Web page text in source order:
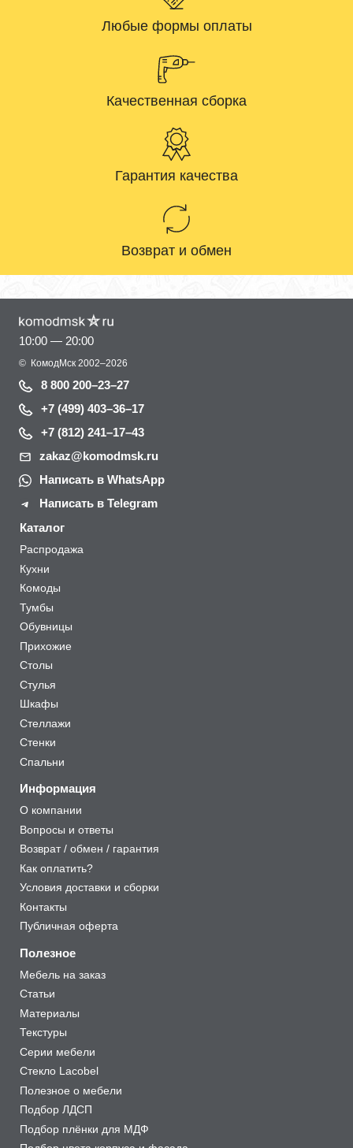
Любые формы оплаты
Качественная сборка
Гарантия качества
Возврат и обмен
10:00 — 20:00
© КомодМск 2002–2026
8 800 200–23–27
+7 (499) 403–36–17
+7 (812) 241–17–43
zakaz@komodmsk.ru
Написать в WhatsApp
Написать в Telegram
Каталог
Распродажа
Кухни
Комоды
Тумбы
Обувницы
Прихожие
Столы
Стулья
Шкафы
Стеллажи
Стенки
Спальни
Информация
О компании
Вопросы и ответы
Возврат / обмен / гарантия
Как оплатить?
Условия доставки и сборки
Контакты
Публичная оферта
Полезное
Мебель на заказ
Статьи
Материалы
Текстуры
Серии мебели
Стекло Lacobel
Полезное о мебели
Подбор ЛДСП
Подбор плёнки для МДФ